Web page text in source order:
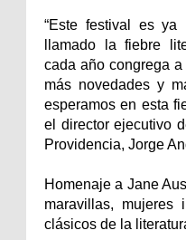
“Este festival es
llamado la fiebre
cada año congrega
más novedades y
esperamos en esta
el director ejecutivo
Providencia, Jorge
Homenaje a Jane
maravillas, mujeres
clásicos de la